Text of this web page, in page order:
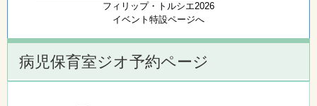
フィリップ・トルシエ2026
イベント特設ページへ
病児保育室ジオ予約ページ